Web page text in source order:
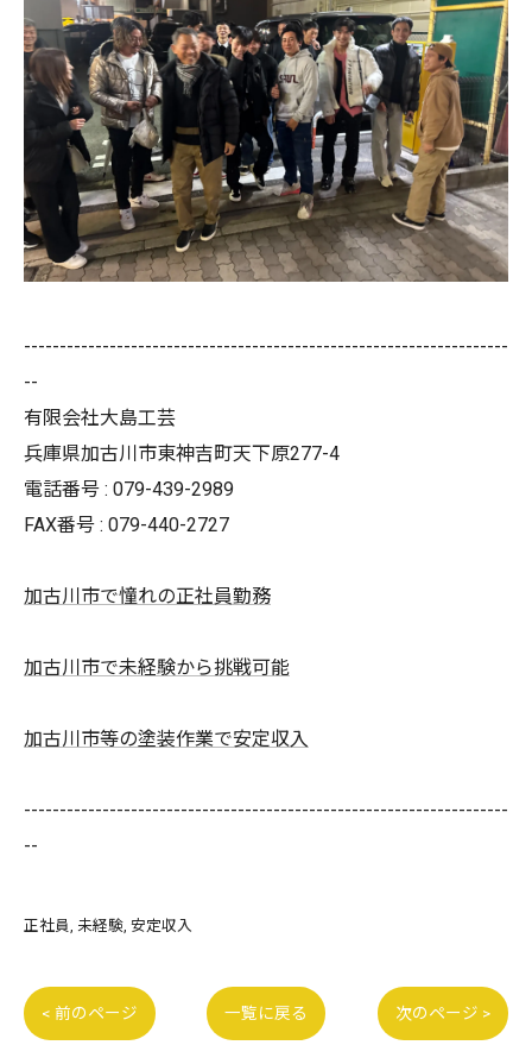
--------------------------------------------------------------------
--
有限会社大島工芸
兵庫県加古川市東神吉町天下原277-4
電話番号 : 079-439-2989
FAX番号 : 079-440-2727
加古川市で憧れの正社員勤務
加古川市で未経験から挑戦可能
加古川市等の塗装作業で安定収入
--------------------------------------------------------------------
--
正社員 未経験 安定収入
< 前のページ 一覧に戻る 次のページ >